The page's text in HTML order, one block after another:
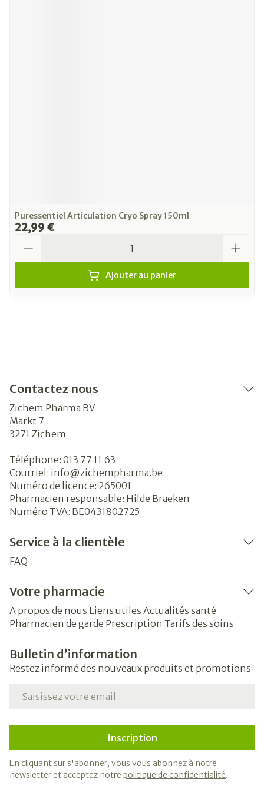
Puressentiel Articulation Cryo Spray 150ml
22,99 €
Ajouter au panier
Contactez nous
Zichem Pharma BV
Markt 7
3271 Zichem
Téléphone: 013 77 11 63
Courriel: info@zichempharma.be
Numéro de licence: 265001
Pharmacien responsable: Hilde Braeken
Numéro TVA: BE0431802725
Service à la clientèle
FAQ
Votre pharmacie
A propos de nous Liens utiles Actualités santé
Pharmacien de garde Prescription Tarifs des soins
Bulletin d’information
Restez informé des nouveaux produits et promotions
Adresse mail
Inscription
En cliquant sur s'abonner, vous vous abonnez à notre
newsletter et acceptez notre politique de confidentialité.